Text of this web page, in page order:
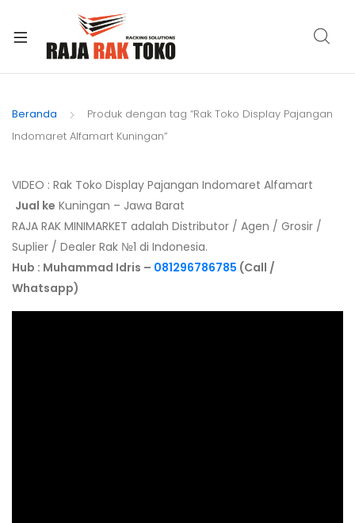
Beranda
Produk dengan tag “Rak Toko Display Pajangan
Indomaret Alfamart Kuningan”
VIDEO : Rak Toko Display Pajangan Indomaret Alfamart
Jual ke Kuningan – Jawa Barat
RAJA RAK MINIMARKET adalah Distributor / Agen / Grosir /
Suplier / Dealer Rak №1 di Indonesia.
Hub : Muhammad Idris – 081296786785 (Call /
Whatsapp)